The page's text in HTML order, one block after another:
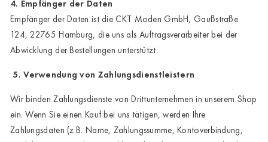
4. Empfänger der Daten
Empfänger der Daten ist die CKT Moden GmbH, Gaußstraße
124, 22765 Hamburg, die uns als Auftragsverarbeiter bei der
Abwicklung der Bestellungen unterstützt.
5. Verwendung von Zahlungsdienstleistern
Wir binden Zahlungsdienste von Drittunternehmen in unserem Shop
ein. Wenn Sie einen Kauf bei uns tätigen, werden Ihre
Zahlungsdaten (z.B. Name, Zahlungssumme, Kontoverbindung,